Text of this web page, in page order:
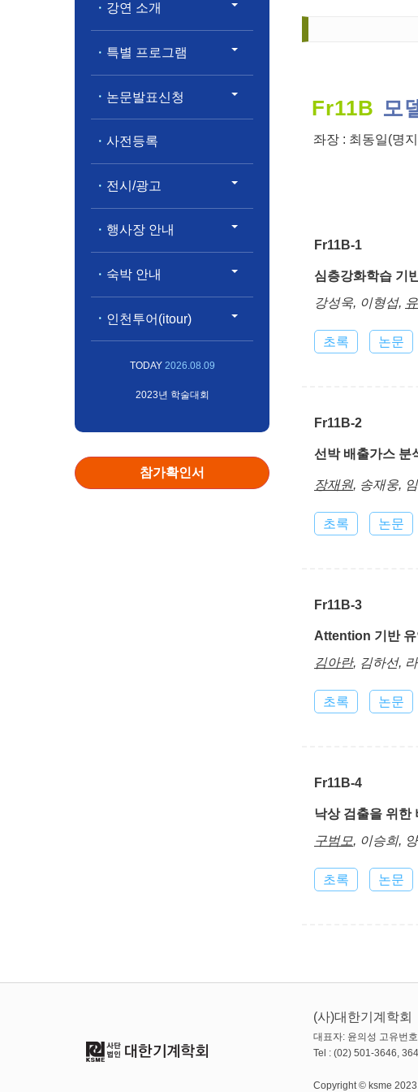
강연 소개
특별 프로그램
논문발표신청
사전등록
전시/광고
행사장 안내
숙박 안내
인천투어(itour)
TODAY 2026.08.09
2023년 학술대회
참가확인서
Fr11B 모
좌장 : 최동일(명
Fr11B-1
심층강화학습 기
강성욱, 이형섭,
초록 논문
Fr11B-2
선박 배출가스 분
장재원, 송재웅,
초록 논문
Fr11B-3
Attention 기반
김아란, 김하선,
초록 논문
Fr11B-4
낙상 검출을 위한
구범모, 이승희,
초록 논문
(사)대한기계학회
대표자: 윤의성 고유번
Tel : (02) 501-3646,
Copyright © ksme